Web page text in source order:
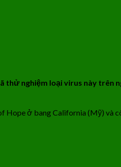
thử nghiệm loại virus này trên
ở bang California (Mỹ) và